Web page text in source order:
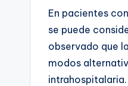
En pacientes
se puede
observado que
modos